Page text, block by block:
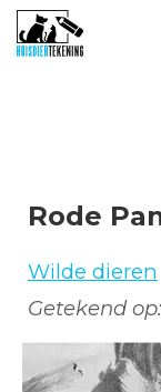
Rode
Wilde dieren
Getekend